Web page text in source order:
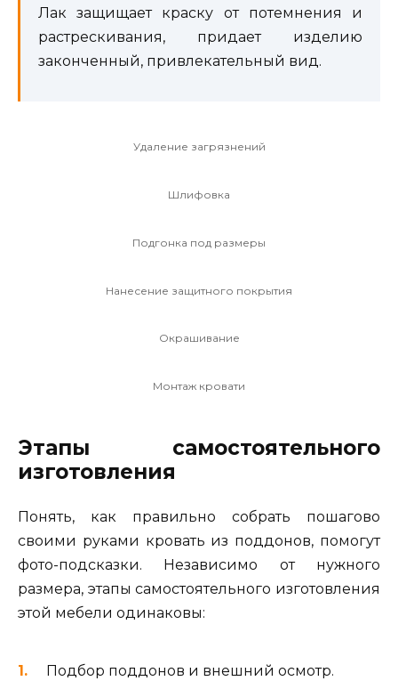
Лак защищает краску от потемнения и
растрескивания, придает изделию
законченный, привлекательный вид.
Удаление загрязнений
Шлифовка
Подгонка под размеры
Нанесение защитного покрытия
Окрашивание
Монтаж кровати
Этапы самостоятельного
изготовления
Понять, как правильно собрать пошагово
своими руками кровать из поддонов, помогут
фото-подсказки. Независимо от нужного
размера, этапы самостоятельного изготовления
этой мебели одинаковы:
Подбор поддонов и внешний осмотр.